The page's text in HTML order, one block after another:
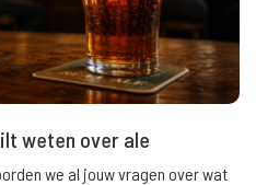
weten over ale
we al jouw vragen over wat